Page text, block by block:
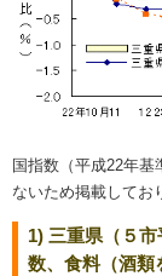
※平成
国指数（平成22年
ないため掲載してお
1) 三重県（５
数、食料（酒類